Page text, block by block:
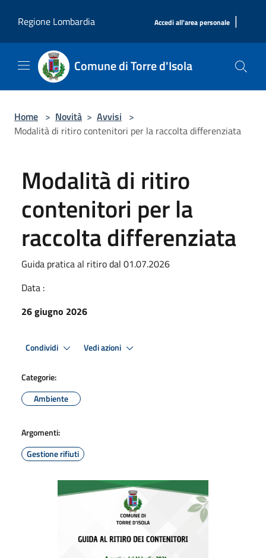
Regione Lombardia
Accedi all'area personale |
Comune di Torre d'Isola
Home > Novità > Avvisi >
Modalità di ritiro contenitori per la raccolta differenziata
Modalità di ritiro
contenitori per la
raccolta differenziata
Guida pratica al ritiro dal 01.07.2026
Data :
26 giugno 2026
Condividi Vedi azioni
Categorie:
Ambiente
Argomenti:
Gestione rifiuti